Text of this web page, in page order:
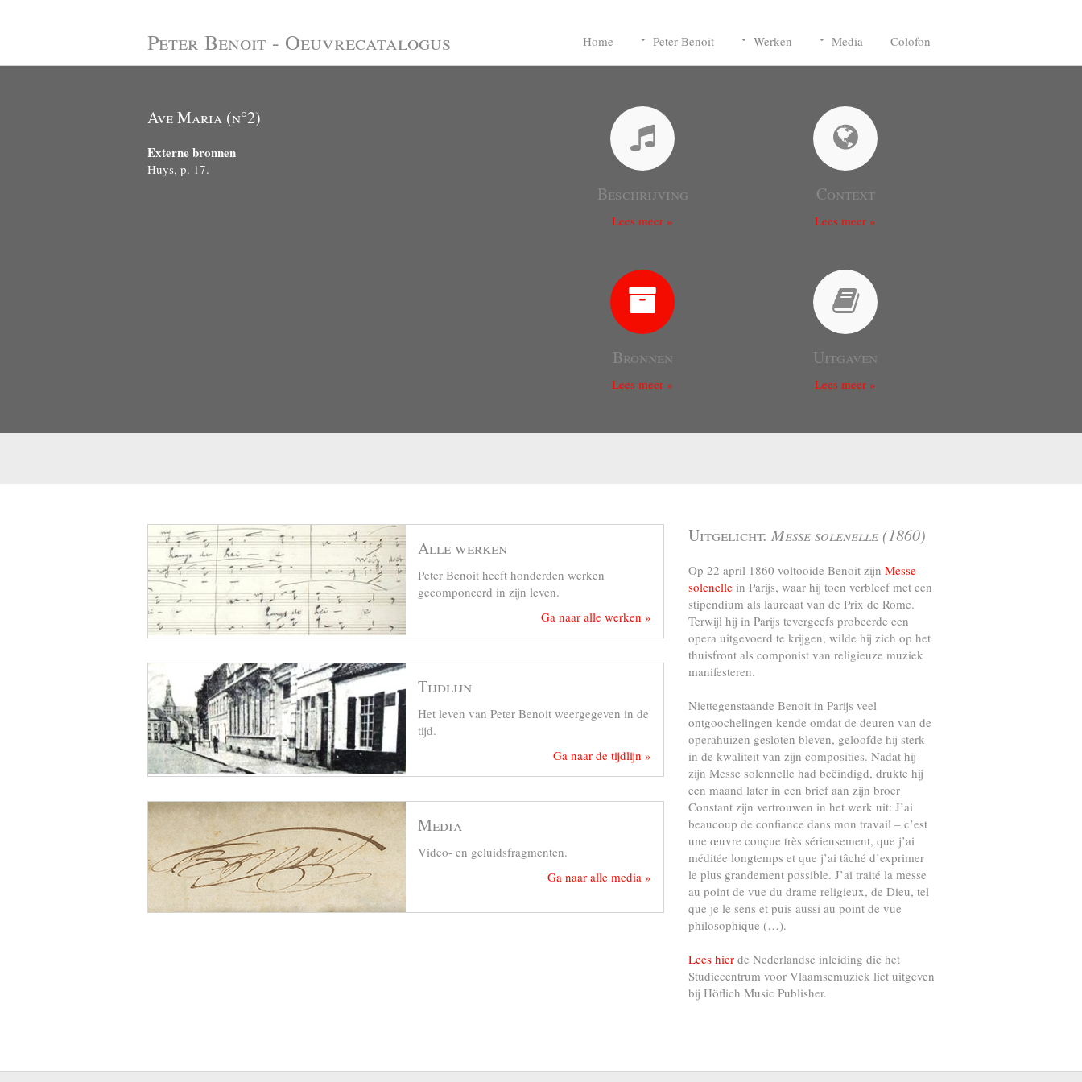
Peter Benoit - Oeuvrecatalogus Home Peter Benoit Werken Media Colofon
Ave Maria (n°2)
Externe bronnen
Huys, p. 17.
Beschrijving
Lees meer »
Bronnen
Lees meer »
Context
Lees meer »
Uitgaven
Lees meer »
Alle werken
Peter Benoit heeft honderden werken
gecomponeerd in zijn leven.
Ga naar alle werken »
Tijdlijn
Het leven van Peter Benoit weergegeven in de
tijd.
Ga naar de tijdlijn »
Media
Video- en geluidsfragmenten.
Ga naar alle media »
Uitgelicht: Messe solenelle (1860)
Op 22 april 1860 voltooide Benoit zijn Messe
solenelle in Parijs, waar hij toen verbleef met een
stipendium als laureaat van de Prix de Rome.
Terwijl hij in Parijs tevergeefs probeerde een
opera uitgevoerd te krijgen, wilde hij zich op het
thuisfront als componist van religieuze muziek
manifesteren.
Niettegenstaande Benoit in Parijs veel
ontgoochelingen kende omdat de deuren van de
operahuizen gesloten bleven, geloofde hij sterk
in de kwaliteit van zijn composities. Nadat hij
zijn Messe solennelle had beëindigd, drukte hij
een maand later in een brief aan zijn broer
Constant zijn vertrouwen in het werk uit: J’ai
beaucoup de confiance dans mon travail – c’est
une œuvre conçue très sérieusement, que j’ai
méditée longtemps et que j’ai tâché d’exprimer
le plus grandement possible. J’ai traité la messe
au point de vue du drame religieux, de Dieu, tel
que je le sens et puis aussi au point de vue
philosophique (…).
Lees hier de Nederlandse inleiding die het
Studiecentrum voor Vlaamsemuziek liet uitgeven
bij Höflich Music Publisher.